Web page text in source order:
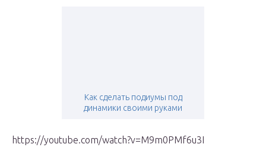
Как сделать подиумы под
динамики своими руками
https://youtube.com/watch?v=M9m0PMf6u3I